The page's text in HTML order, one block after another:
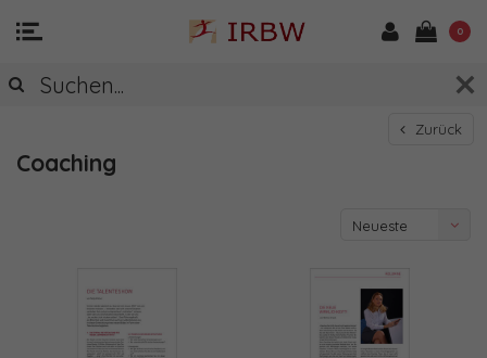
0
Zurück
Coaching
Neueste